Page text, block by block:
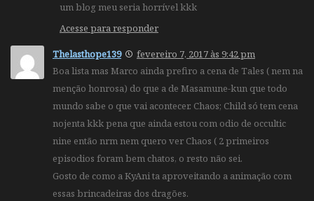
um blog meu seria horrível kkk
Acesse para responder
Thelasthope139
fevereiro 7, 2017 às 9:42 pm
Boa lista mas Marco ainda prefiro a cena de Tales ( nem na
menção honrosa) do que a de Masamune-kun que todo
mundo sabe o que vai acontecer. Chaos; Child só tem cena
nojenta kkk pena que ainda estou com odio de occultic
nine então nrm nem quero ver Chaos ( 2 primeiros
episodios foram bem chatos, o resto não sei.
Gosto de como a KyAni ta aproveitando a animação com
essas brincadeiras dos dragões.